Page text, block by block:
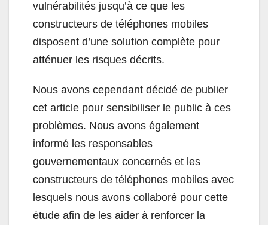
vulnérabilités jusqu’à ce que les
constructeurs de téléphones mobiles
disposent d’une solution complète pour
atténuer les risques décrits.
Nous avons cependant décidé de publier
cet article pour sensibiliser le public à ces
problèmes. Nous avons également
informé les responsables
gouvernementaux concernés et les
constructeurs de téléphones mobiles avec
lesquels nous avons collaboré pour cette
étude afin de les aider à renforcer la